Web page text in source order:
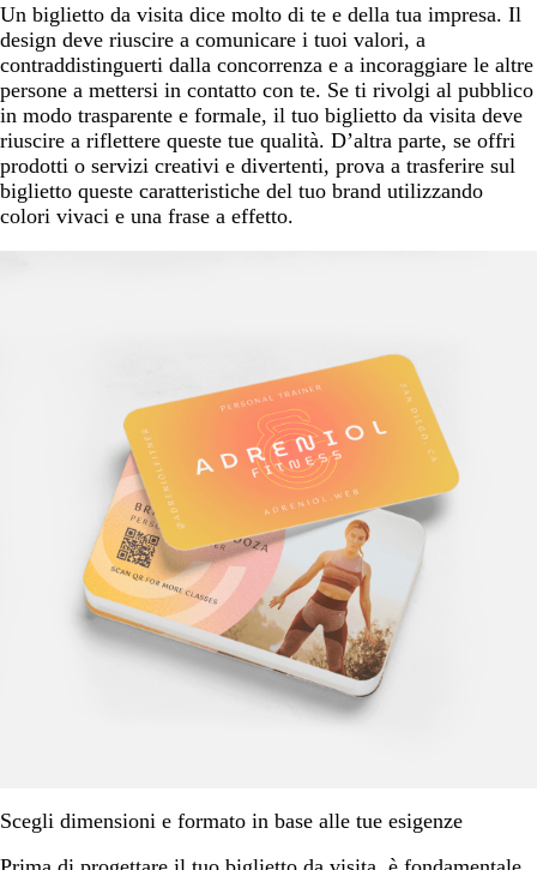
Un biglietto da visita dice molto di te e della tua impresa. Il
design deve riuscire a comunicare i tuoi valori, a
contraddistinguerti dalla concorrenza e a incoraggiare le altre
persone a mettersi in contatto con te. Se ti rivolgi al pubblico
in modo trasparente e formale, il tuo biglietto da visita deve
riuscire a riflettere queste tue qualità. D’altra parte, se offri
prodotti o servizi creativi e divertenti, prova a trasferire sul
biglietto queste caratteristiche del tuo brand utilizzando
colori vivaci e una frase a effetto.
Scegli dimensioni e formato in base alle tue esigenze